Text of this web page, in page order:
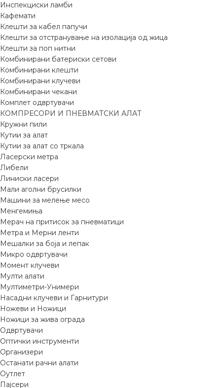
Инспекциски ламби
Кафемати
Клешти за кабел папучи
Клешти за отстранување на изолација од жица
Клешти за поп нитни
Комбинирани батериски сетови
Комбинирани клешти
Комбинирани клучеви
Комбинирани чекани
Комплет одвртувачи
КОМПРЕСОРИ И ПНЕВМАТСКИ АЛАТ
Кружни пили
Кутии за алат
Кутии за алат со тркала
Ласерски метра
Либели
Линиски ласери
Мали аголни брусилки
Машини за мелење месо
Менгемиња
Мерач на притисок за пневматици
Метра и Мерни ленти
Мешалки за боја и лепак
Микро одвртувачи
Момент клучеви
Мулти алати
Мултиметри-Унимери
Насадни клучеви и Гарнитури
Ножеви и Ножици
Ножици за жива ограда
Одвртувачи
Оптички инструменти
Организери
Останати рачни алати
Оутлет
Пајсери